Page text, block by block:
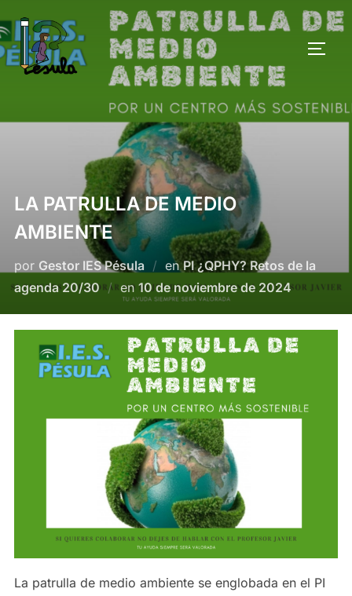
al
contenido
LA PATRULLA DE MEDIO
AMBIENTE
por Gestor IES Pésula enPI ¿QPHY? Retos de la
agenda 20/30
en Publicado
10 de noviembre de 2024
La patrulla de medio ambiente se englobada en el PI